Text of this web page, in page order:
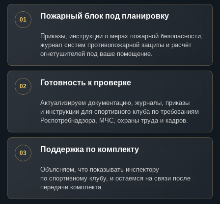
01 Пожарный блок под планировку
Приказы, инструкции о мерах пожарной безопасности,
журнал систем противопожарной защиты и расчёт
огнетушителей под ваше помещение.
02 Готовность к проверке
Актуализируем документацию, журналы, приказы
и инструкции для спортивного клуба по требованиям
Роспотребнадзора, МЧС, охраны труда и кадров.
03 Поддержка по комплекту
Объясняем, что показывать инспектору
по спортивному клубу, и остаемся на связи после
передачи комплекта.